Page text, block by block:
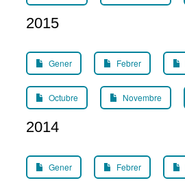
2015
Gener Febrer
Octubre Novembre
2014
Gener Febrer